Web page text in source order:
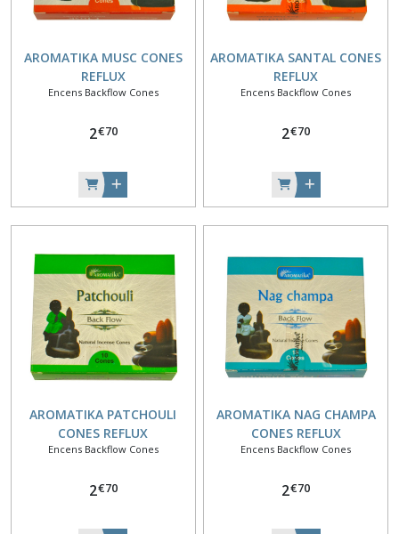
AROMATIKA MUSC CONES
REFLUX
Encens Backflow Cones
2€70
AROMATIKA SANTAL CONES
REFLUX
Encens Backflow Cones
2€70
AROMATIKA PATCHOULI
CONES REFLUX
Encens Backflow Cones
2€70
AROMATIKA NAG CHAMPA
CONES REFLUX
Encens Backflow Cones
2€70